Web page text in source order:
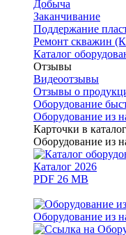
Добыча
Заканчивание
Поддержание
Ремонт скважин
Каталог
Отзывы
Видеоотзывы
Отзывы о
Оборудование
Оборудование из
Карточки в
Оборудование из
Каталог 2026
PDF 26 MB
Оборудование из